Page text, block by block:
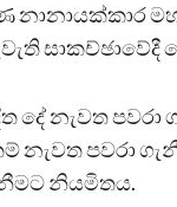
දේ නැවත
නැවත පවරා
නියමිතය.